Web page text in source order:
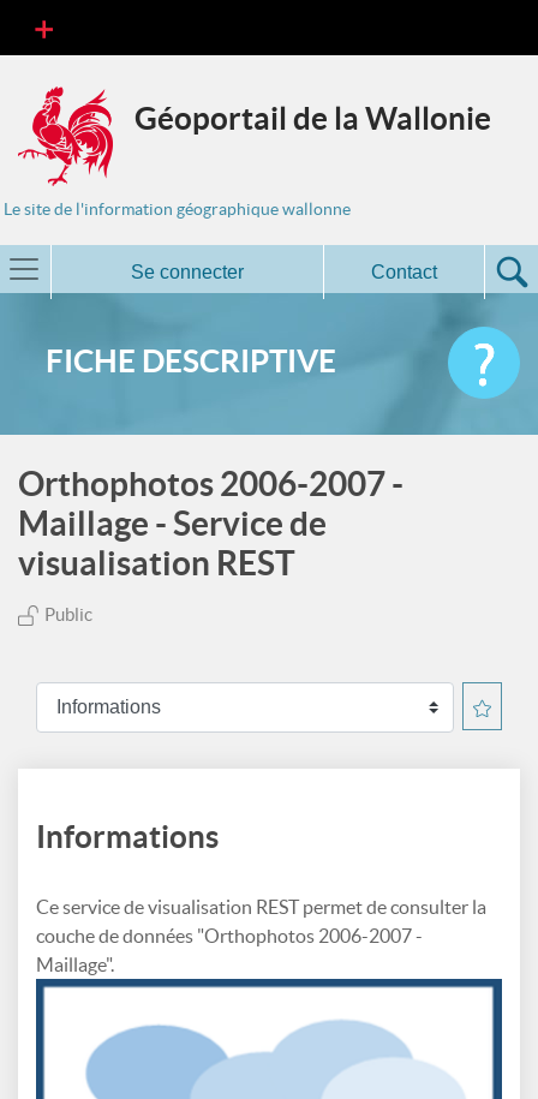
Géoportail de la Wallonie
Le site de l'information géographique wallonne
Se connecter Contact
FICHE DESCRIPTIVE
Orthophotos 2006-2007 -
Maillage - Service de
visualisation REST
Public
Informations
Ce service de visualisation REST permet de consulter la
couche de données "Orthophotos 2006-2007 -
Maillage".